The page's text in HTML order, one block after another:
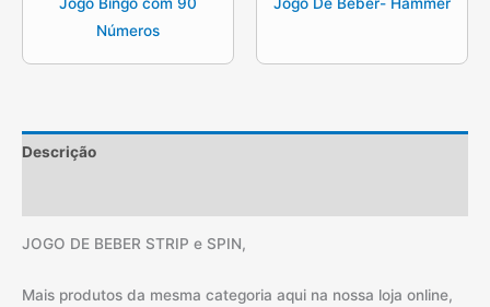
Números
Descrição
JOGO DE BEBER STRIP e SPIN,
Mais produtos da mesma categoria aqui na nossa loja online,